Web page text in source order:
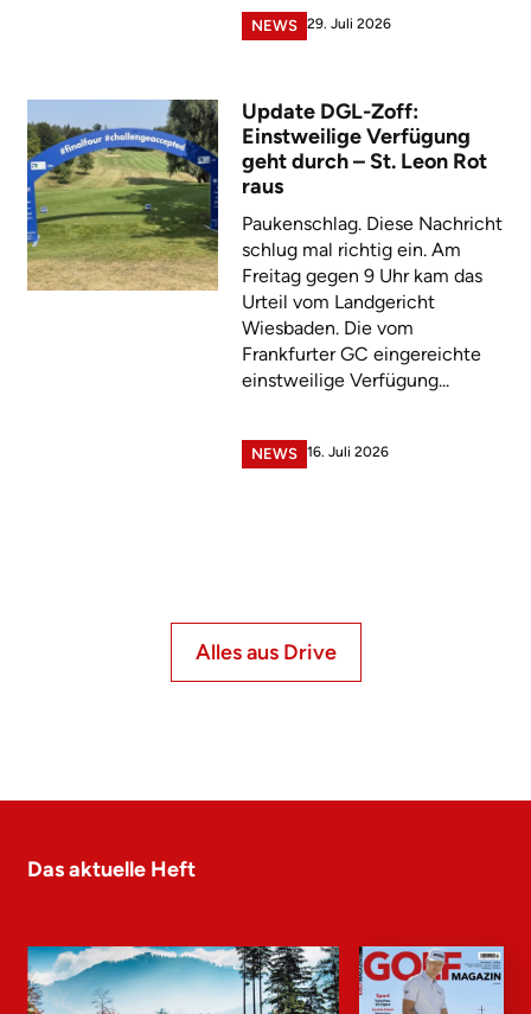
NEWS 29. Juli 2026
Update DGL-Zoff:
Einstweilige Verfügung
geht durch – St. Leon Rot
raus
Paukenschlag. Diese Nachricht
schlug mal richtig ein. Am
Freitag gegen 9 Uhr kam das
Urteil vom Landgericht
Wiesbaden. Die vom
Frankfurter GC eingereichte
einstweilige Verfügung...
NEWS 16. Juli 2026
Alles aus Drive
Das aktuelle Heft